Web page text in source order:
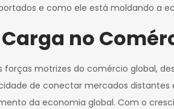
e como ele está moldando a
no
motrizes do comércio global,
de conectar mercados
da economia global. Com o